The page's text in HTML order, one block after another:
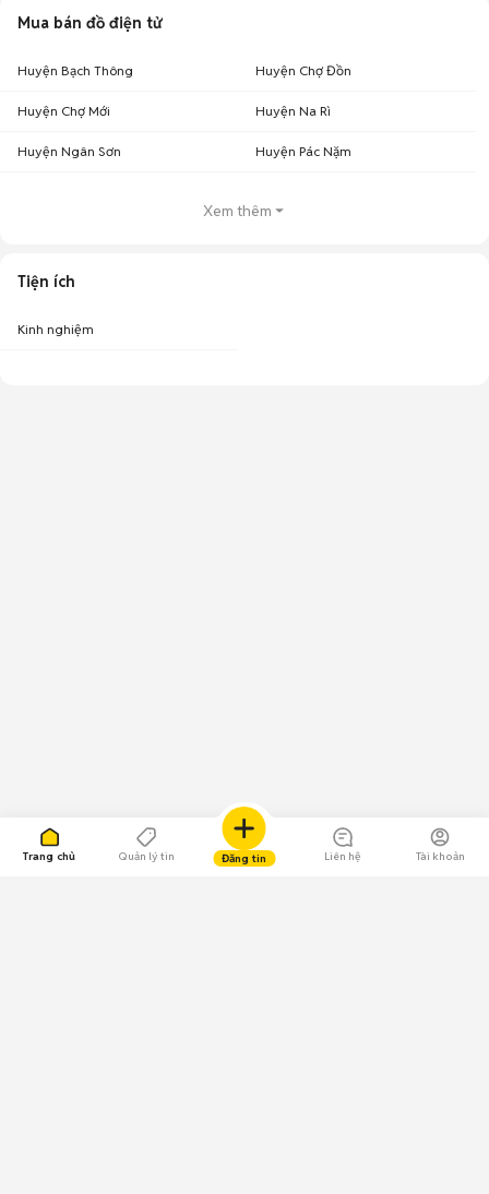
Trang chủ Quản lý tin Đăng tin Liên hệ Tài khoản
Mua bán đồ điện tử
Huyện Bạch Thông Huyện Chợ Đồn
Huyện Chợ Mới Huyện Na Rì
Huyện Ngân Sơn Huyện Pác Nặm
Xem thêm
Tiện ích
Kinh nghiệm